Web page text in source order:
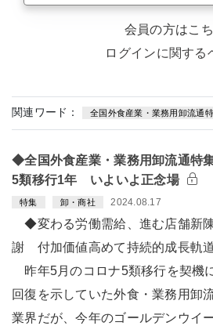
会員の方はこ
ログインに関する
関連ワード： 全国外食産業・業務用卸流通
◆全国外食産業・業務用卸流通特集
5類移行1年 いよいよ正念場
特集 卸・商社 2024.08.17
◆変わる労働需給、進む店舗新
謝 付加価値高めて持続的成長軌
昨年5月のコロナ5類移行を契機
回復を示していた外食・業務用卸
業界だが、今年のゴールデンウイ